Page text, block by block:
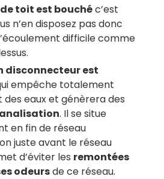
toit est bouchéc’est
n’en disposez pas donc
difficile comme
disconnecteur est
empêche totalement
des eaux et génèrera des
. Il se situe
en fin de réseau
juste avant le réseau
d’éviter les remontées
odeursde ce réseau.